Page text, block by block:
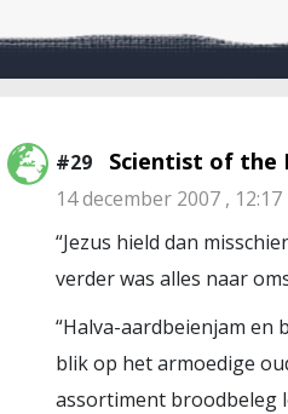
#29 Scientist of the
14 december 2007 , 12:17
“Jezus hield dan
verder was alles naar
“Halva-aardbeienjam en
blik op het armoedige
assortiment broodbeleg